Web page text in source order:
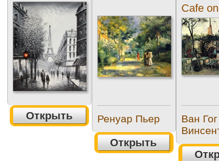
Открыть Ренуар Пьер
Открыть
Cafe on
Ван Гог